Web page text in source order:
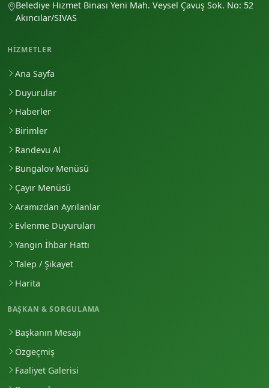
Belediye Hizmet Binası Yeni Mah. Veysel Çavuş Sok. No: 52
Akıncılar/SİVAS
HIZMETLER
Ana Sayfa
Duyurular
Haberler
Birimler
Randevu Al
Bungalov Menüsü
Çayır Menüsü
Aramızdan Ayrılanlar
Evlenme Duyuruları
Yangın İhbar Hattı
Talep / Şikayet
Harita
BAŞKAN & SORGULAMA
Başkanın Mesajı
Özgeçmiş
Faaliyet Galerisi